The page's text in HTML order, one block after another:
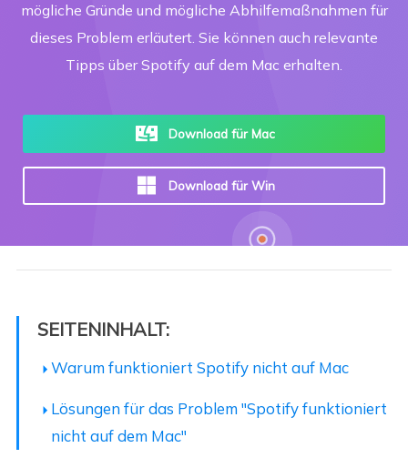
mögliche Gründe und mögliche Abhilfemaßnahmen für
dieses Problem erläutert. Sie können auch relevante
Tipps über Spotify auf dem Mac erhalten.
Download für Mac
Download für Win
SEITENINHALT:
Warum funktioniert Spotify nicht auf Mac
Lösungen für das Problem "Spotify funktioniert
nicht auf dem Mac"